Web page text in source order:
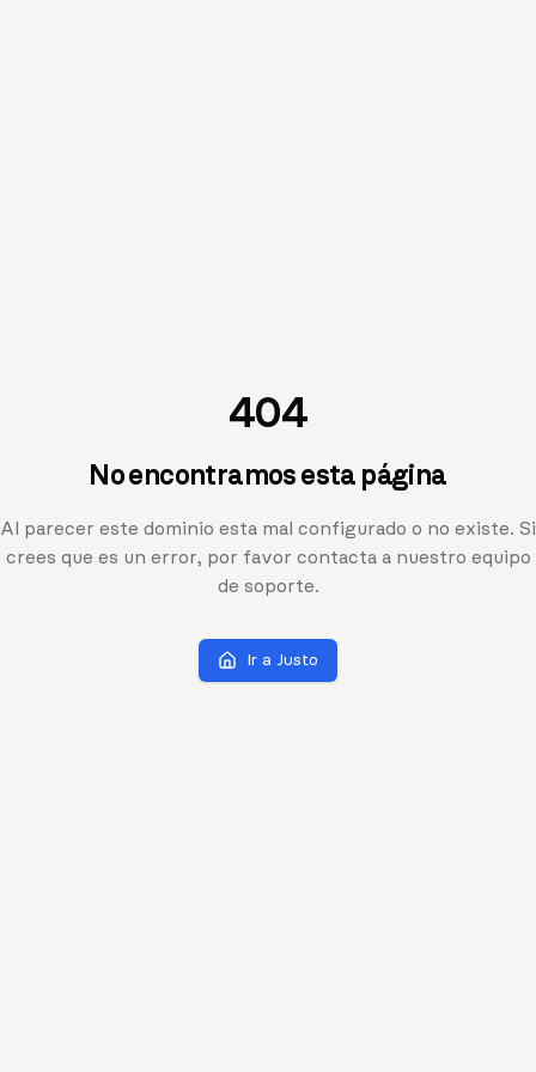
404
No encontramos esta página
Al parecer este dominio esta mal configurado o no existe. Si
crees que es un error, por favor contacta a nuestro equipo
de soporte.
Ir a Justo